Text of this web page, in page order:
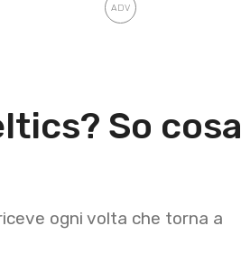
So cosa
ogni volta che torna a